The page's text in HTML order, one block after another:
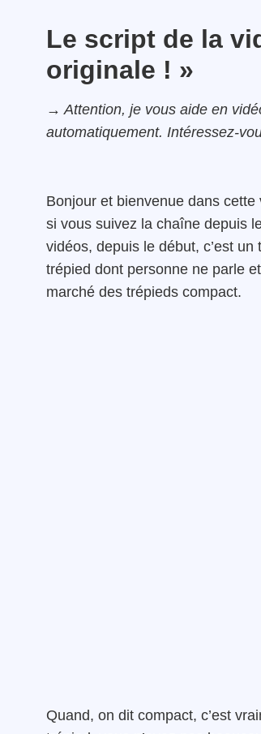
Le script de la
originale ! »
→ Attention, je vous aide en
automatiquement. Intéressez-
Bonjour et bienvenue dans cette
si vous suivez la chaîne depuis
vidéos, depuis le début, c’est un
trépied dont personne ne parle
marché des trépieds compact.
Quand, on dit compact, c’est